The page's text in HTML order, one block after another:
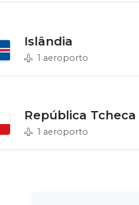
Islândia
1 aeroporto
República Tcheca
1 aeroporto